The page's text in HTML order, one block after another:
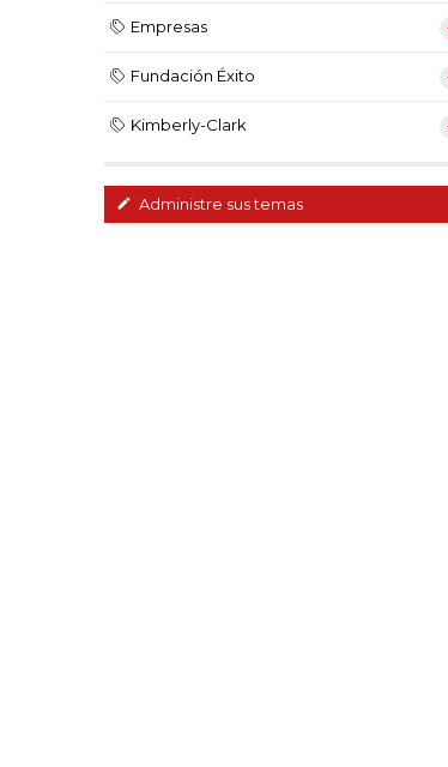
Empresas
Fundación Éxito
Kimberly-Clark
Administre sus temas